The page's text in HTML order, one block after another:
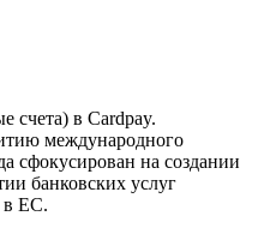
счета) в Cardpay.
международного
сфокусирован на создании
банковских услуг
в ЕС.